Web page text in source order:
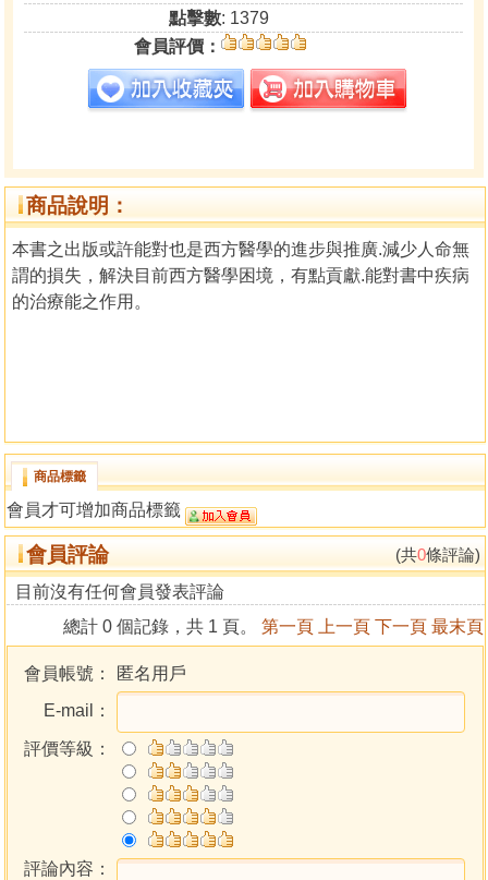
點擊數: 1379
會員評價：
商品說明：
本書之出版或許能對也是西方醫學的進步與推廣.減少人命無
謂的損失，解決目前西方醫學困境，有點貢獻.能對書中疾病
的治療能之作用。
商品標籤
會員才可增加商品標籤
會員評論 (共0條評論)
目前沒有任何會員發表評論
總計 0 個記錄，共 1 頁。 第一頁 上一頁 下一頁 最末頁
會員帳號：
匿名用戶
E-mail：
評價等級：
評論內容：